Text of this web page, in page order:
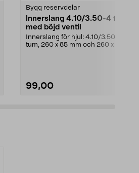
Bygg reservdelar
Innerslang 4.10/3.50-4 tum
med böjd ventil
Innerslang för hjul: 4.10/3.50-4
tum, 260 x 85 mm och 260 x 80
99,00